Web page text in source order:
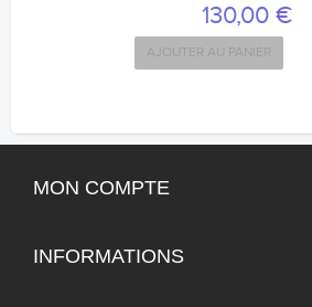
130,00 €
AJOUTER AU PANIER
MON COMPTE
INFORMATIONS